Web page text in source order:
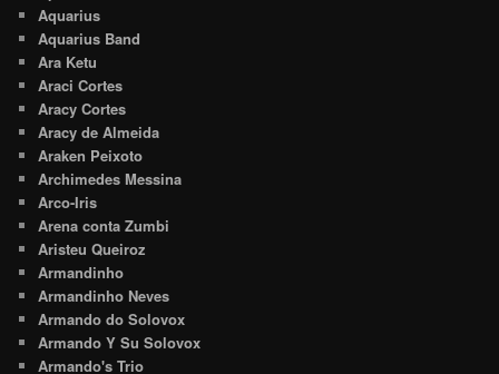
Aquarius
Aquarius Band
Ara Ketu
Araci Cortes
Aracy Cortes
Aracy de Almeida
Araken Peixoto
Archimedes Messina
Arco-Iris
Arena conta Zumbi
Aristeu Queiroz
Armandinho
Armandinho Neves
Armando do Solovox
Armando Y Su Solovox
Armando's Trio